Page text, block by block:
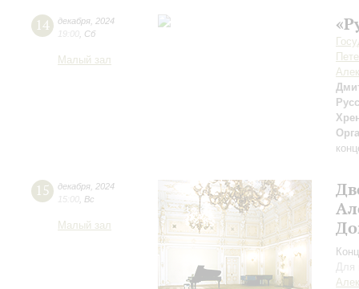
14 декабря 2024
19:00 Сб
Малый зал
15 декабря 2024
15:00 Вс
Малый зал
Для